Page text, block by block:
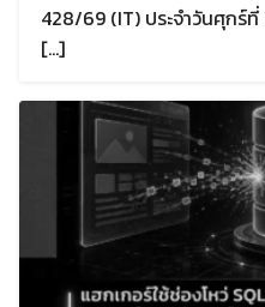
Search
428/69 (IT) ประจำวันศุกร์
[…]